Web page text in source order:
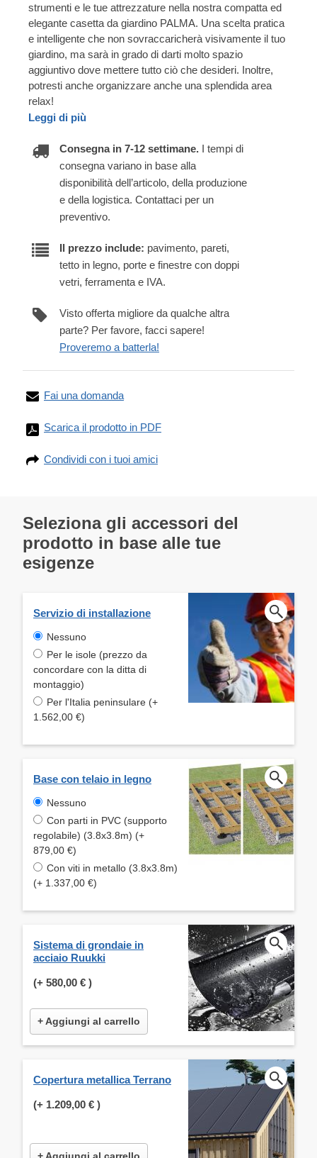
strumenti e le tue attrezzature nella nostra compatta ed
elegante casetta da giardino PALMA. Una scelta pratica
e intelligente che non sovraccaricherà visivamente il tuo
giardino, ma sarà in grado di darti molto spazio
aggiuntivo dove mettere tutto ciò che desideri. Inoltre,
potresti anche organizzare anche una splendida area
relax!
Leggi di più
Consegna in 7-12 settimane. I tempi di
consegna variano in base alla
disponibilità dell’articolo, della produzione
e della logistica. Contattaci per un
preventivo.
Il prezzo include: pavimento, pareti,
tetto in legno, porte e finestre con doppi
vetri, ferramenta e IVA.
Visto offerta migliore da qualche altra
parte? Per favore, facci sapere!
Proveremo a batterla!
Fai una domanda
Scarica il prodotto in PDF
Condividi con i tuoi amici
Seleziona gli accessori del
prodotto in base alle tue
esigenze
Servizio di installazione
Nessuno
Per le isole (prezzo da
concordare con la ditta di
montaggio)
Per l'Italia peninsulare (+
1.562,00 €)
Base con telaio in legno
Nessuno
Con parti in PVC (supporto
regolabile) (3.8x3.8m) (+
879,00 €)
Con viti in metallo (3.8x3.8m)
(+ 1.337,00 €)
Sistema di grondaie in
acciaio Ruukki
(+ 580,00 € )
+ Aggiungi al carrello
Copertura metallica Terrano
(+ 1.209,00 € )
+ Aggiungi al carrello